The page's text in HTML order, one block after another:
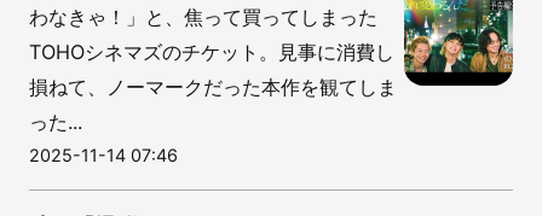
わなきゃ！」と、焦って買ってしまった
TOHOシネマズのチケット。見事に消費し
損ねて、ノーマークだった本作を観てしま
った...
2025-11-14 07:46